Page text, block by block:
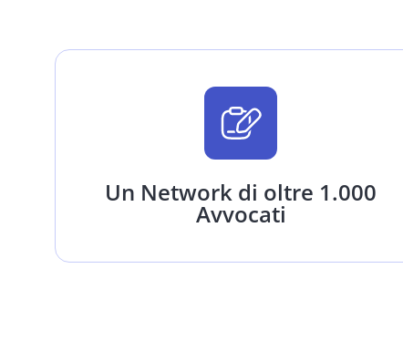
Un Network di oltre 1.000
Avvocati